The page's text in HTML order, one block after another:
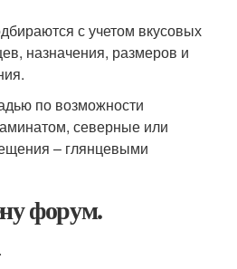
с учетом вкусовых
назначения, размеров и
по возможности
северные или
– глянцевыми
форум.